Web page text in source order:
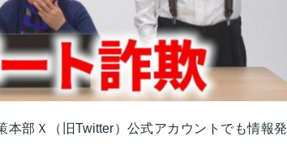
本部Ｘ（旧Twitter）公式アカウントでも情報発